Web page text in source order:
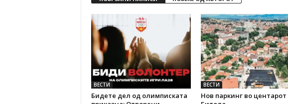
ВЕСТИ
Бидете дел од олимписката
ВЕСТИ
Нов паркинг во центарот